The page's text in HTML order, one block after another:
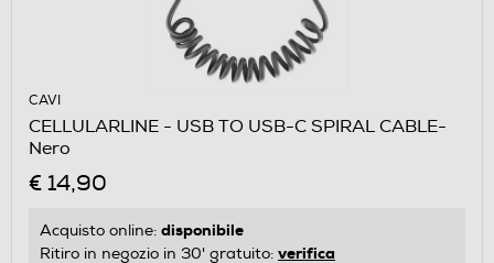
CAVI
CELLULARLINE - USB TO USB-C SPIRAL CABLE-
Nero
€ 14,90
Acquisto online: disponibile
Ritiro in negozio in 30' gratuito: verifica